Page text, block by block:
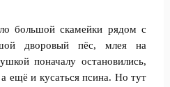
большой скамейки рядом с
дворовый пёс, млея на
поначалу остановились,
а ещё и кусаться псина. Но тут